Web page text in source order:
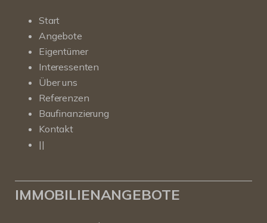
Start
Angebote
Eigentümer
Interessenten
Über uns
Referenzen
Baufinanzierung
Kontakt
||
IMMOBILIENANGEBOTE